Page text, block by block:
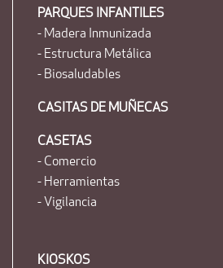
PARQUES INFANTILES
- Madera Inmunizada
- Estructura Metálica
- Biosaludables
CASITAS DE MUÑECAS
CASETAS
- Comercio
- Herramientas
- Vigilancia
KIOSKOS